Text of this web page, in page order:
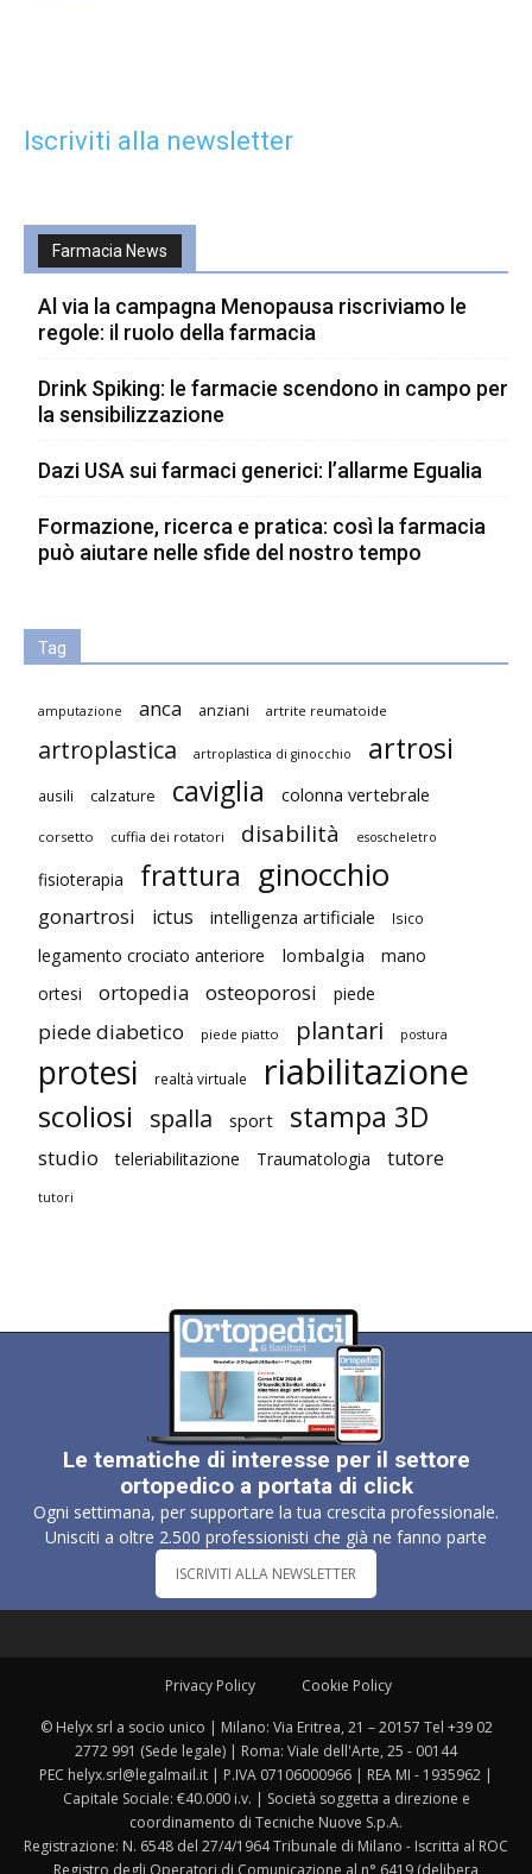
Iscriviti alla newsletter
Farmacia News
Al via la campagna Menopausa riscriviamo le
regole: il ruolo della farmacia
Drink Spiking: le farmacie scendono in campo per
la sensibilizzazione
Dazi USA sui farmaci generici: l’allarme Egualia
Formazione, ricerca e pratica: così la farmacia
può aiutare nelle sfide del nostro tempo
Tag
amputazione anca anziani artrite reumatoide
artroplastica artroplastica di ginocchio artrosi
ausili calzature caviglia colonna vertebrale
corsetto cuffia dei rotatori disabilità esoscheletro
fisioterapia frattura ginocchio
gonartrosi ictus intelligenza artificiale Isico
legamento crociato anteriore lombalgia
mano
ortesi
ortopedia osteoporosi piede
piede diabetico piede piatto plantari postura
protesi realtà virtuale riabilitazione
scoliosi spalla sport stampa 3D
studio teleriabilitazione Traumatologia tutore
tutori
Le tematiche di interesse per il settore
ortopedico a portata di click
Ogni settimana, per supportare la tua crescita professionale.
Unisciti a oltre 2.500 professionisti che già ne fanno parte
ISCRIVITI ALLA NEWSLETTER
Privacy Policy Cookie Policy
© Helyx srl a socio unico | Milano: Via Eritrea, 21 – 20157 Tel +39 02
2772 991 (Sede legale) | Roma: Viale dell'Arte, 25 - 00144
PEC helyx.srl@legalmail.it | P.IVA 07106000966 | REA MI - 1935962 |
Capitale Sociale: €40.000 i.v. | Società soggetta a direzione e
coordinamento di Tecniche Nuove S.p.A.
Registrazione: N. 6548 del 27/4/1964 Tribunale di Milano - Iscritta al ROC
Registro degli Operatori di Comunicazione al n° 6419 (delibera